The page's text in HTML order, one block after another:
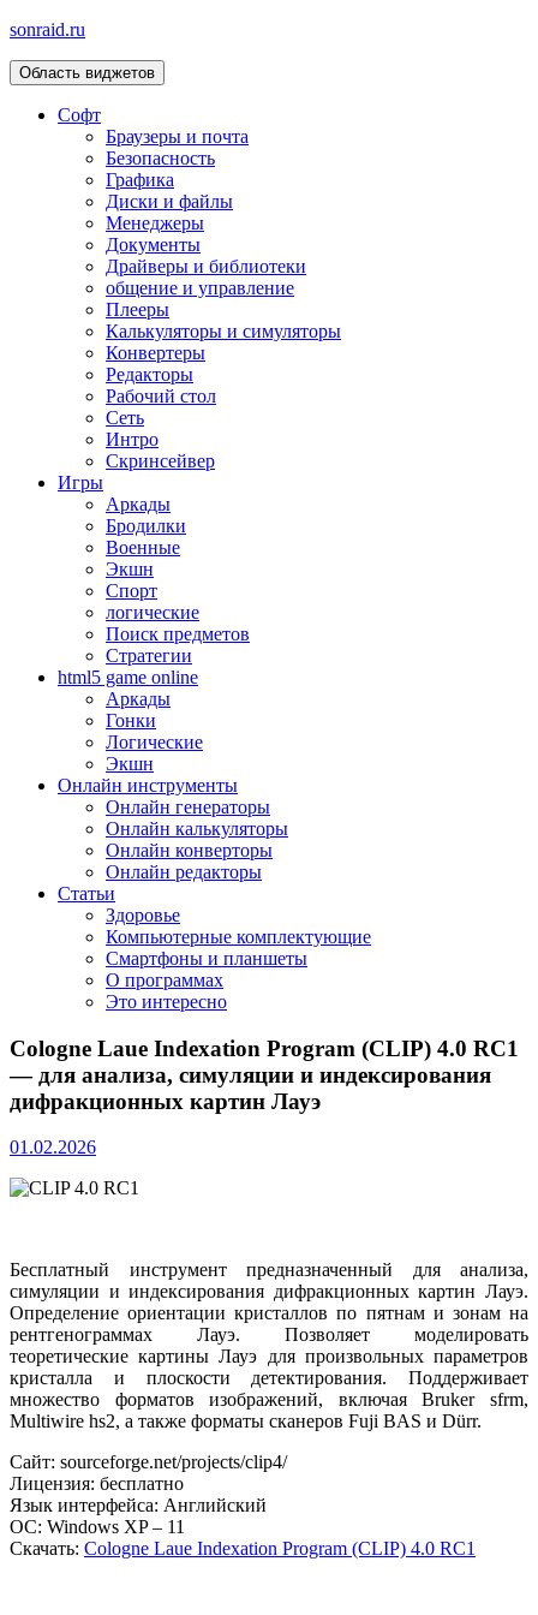
sonraid.ru
Скачивай программы, мини игры
Область виджетов
Софт
Браузеры и почта
Безопасность
Графика
Диски и файлы
Менеджеры
Документы
Драйверы и библиотеки
общение и управление
Плееры
Калькуляторы и симуляторы
Конвертеры
Редакторы
Рабочий стол
Сеть
Интро
Скринсейвер
Игры
Аркады
Бродилки
Военные
Экшн
Спорт
логические
Поиск предметов
Стратегии
html5 game online
Аркады
Гонки
Логические
Экшн
Онлайн инструменты
Онлайн генераторы
Онлайн калькуляторы
Онлайн конверторы
Онлайн редакторы
Статьи
Здоровье
Компьютерные комплектующие
Смартфоны и планшеты
О программах
Это интересно
Cologne Laue Indexation Program (CLIP) 4.0 RC1
— для анализа, симуляции и индексирования
дифракционных картин Лауэ
01.02.2026
Бесплатный инструмент предназначенный для анализа,
симуляции и индексирования дифракционных картин Лауэ.
Определение ориентации кристаллов по пятнам и зонам на
рентгенограммах Лауэ. Позволяет моделировать
теоретические картины Лауэ для произвольных параметров
кристалла и плоскости детектирования. Поддерживает
множество форматов изображений, включая Bruker sfrm,
Multiwire hs2, а также форматы сканеров Fuji BAS и Dürr.
Сайт: sourceforge.net/projects/clip4/
Лицензия: бесплатно
Язык интерфейса: Английский
ОС: Windows XP – 11
Скачать: Cologne Laue Indexation Program (CLIP) 4.0 RC1